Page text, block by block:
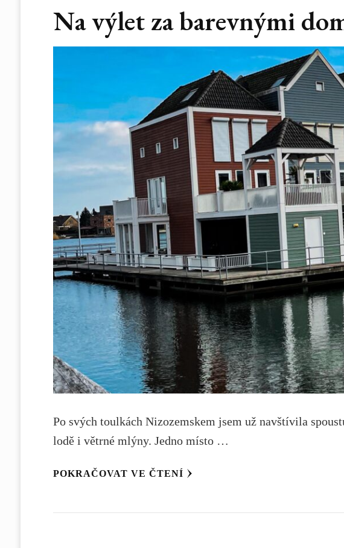
Na výlet za barevnými
Po svých toulkách Nizozemskem jsem už navštívila
lodě i větrné mlýny. Jedno místo …
POKRAČOVAT VE ČTENÍ